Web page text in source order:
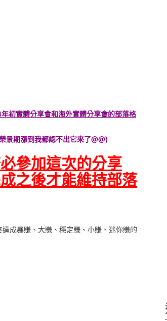
初實體分享會和海外實體分享會的部落格
景期漲到我都認不出它來了@@)
參加這次的分享
之後才能維持部落
成暴賺、大賺、穩定賺、小賺、迷你賺的